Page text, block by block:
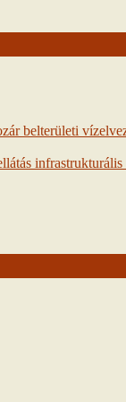
belterületi
infrastrukturális